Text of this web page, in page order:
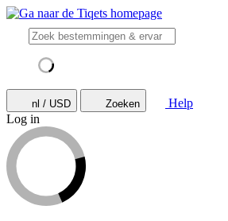
nl / USD Zoeken
Help
Log in